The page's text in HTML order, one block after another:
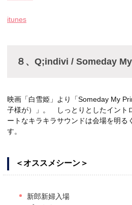
itunes
８、Q;indivi / Someday
映画「白雪姫」より「Someday My
子様が）」。 しっとりとしたイント
ートなキラキラサウンドは会場を明る
す。
＜オススメシーン＞
新郎新婦入場